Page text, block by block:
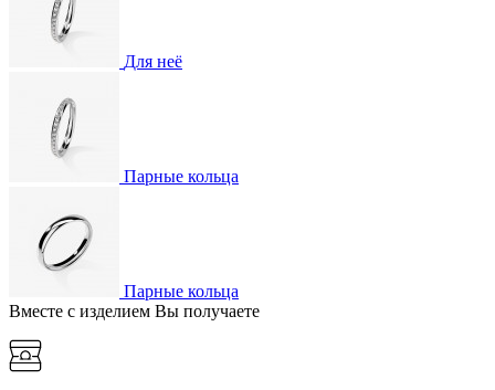
Для неё
Парные кольца
Парные кольца
Вместе с изделием Вы получаете